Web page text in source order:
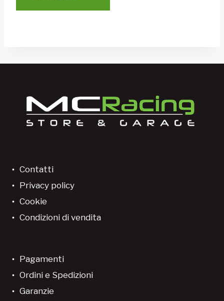
Contatti
Privacy policy
Cookie
Condizioni di vendita
Pagamenti
Ordini e Spedizioni
Garanzie